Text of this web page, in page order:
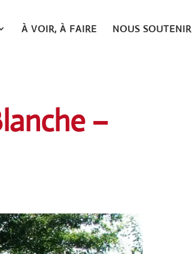
À VOIR, À FAIRE NOUS SOUTENIR
–